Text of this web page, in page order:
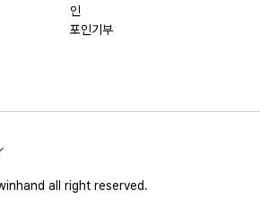
인
포인기부
all right reserved.